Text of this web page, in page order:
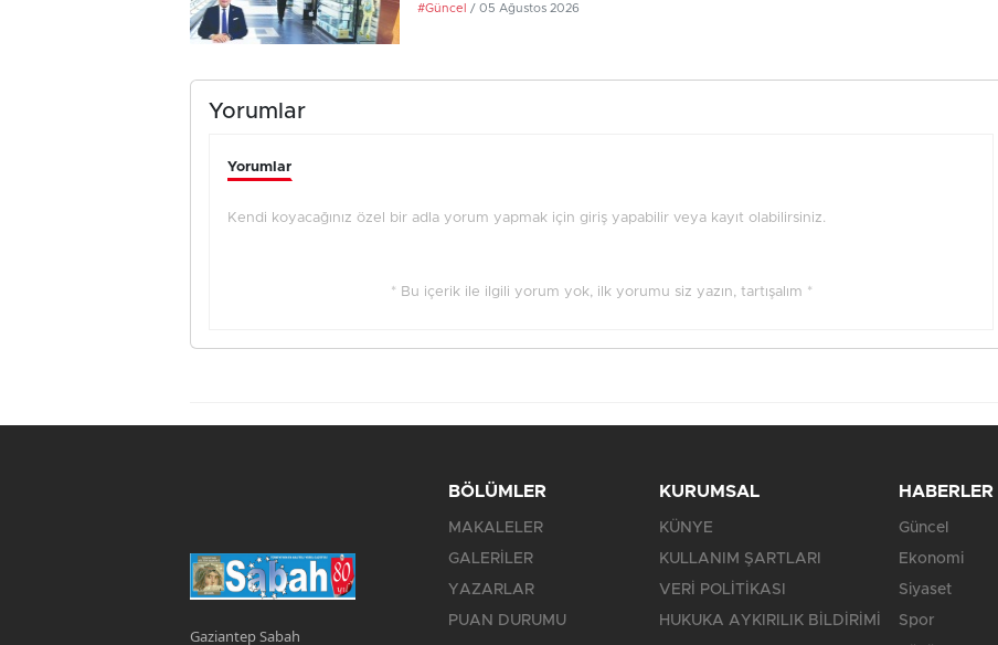
#Güncel / 05 Ağustos 2026
Yorumlar
Yorumlar
Kendi koyacağınız özel bir adla yorum yapmak için giriş yapabilir veya kayıt olabilirsiniz.
* Bu içerik ile ilgili yorum yok, ilk yorumu siz yazın, tartışalım *
Gaziantep Sabah
BÖLÜMLER
MAKALELER
GALERİLER
YAZARLAR
PUAN DURUMU
KURUMSAL
KÜNYE
KULLANIM ŞARTLARI
VERİ POLİTİKASI
HUKUKA AYKIRILIK BİLDİRİMİ
HABERLER
Güncel
Ekonomi
Siyaset
Spor